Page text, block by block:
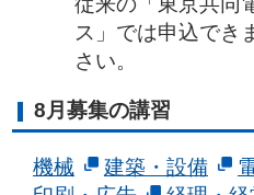
ス」では申込でき
さい。
8月募集の講習
機械 建築・設備